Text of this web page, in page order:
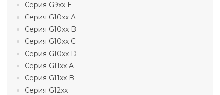
Серия G9xx E
Серия G10xx A
Серия G10xx B
Серия G10xx C
Серия G10xx D
Серия G11xx A
Серия G11xx B
Серия G12xx